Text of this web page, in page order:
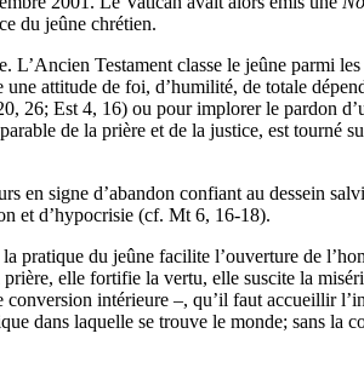
du jeûne chrétien.
L’Ancien Testament classe le jeûne parmi
attitude de foi, d’humilité, de totale
Est 4, 16) ou pour implorer le pardon
de la prière et de la justice, est tourné
en signe d’abandon confiant au dessein
et d’hypocrisie (cf. Mt 6, 16-18).
pratique du jeûne facilite l’ouverture de
elle fortifie la vertu, elle suscite la
intérieure –, qu’il faut accueillir
dans laquelle se trouve le monde; sans